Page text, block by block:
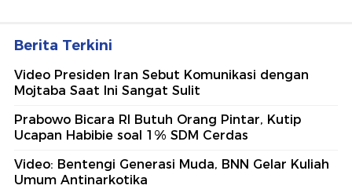
Berita Terkini
Video Presiden Iran Sebut Komunikasi dengan
Mojtaba Saat Ini Sangat Sulit
Prabowo Bicara RI Butuh Orang Pintar, Kutip
Ucapan Habibie soal 1% SDM Cerdas
Video: Bentengi Generasi Muda, BNN Gelar Kuliah
Umum Antinarkotika